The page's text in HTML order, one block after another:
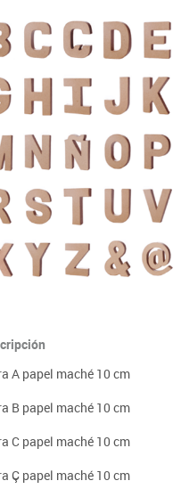
Soportes
Videoconferencia
Videoproyección
Vex
Otros
A papel maché 10 cm
B papel maché 10 cm
C papel maché 10 cm
Ç papel maché 10 cm